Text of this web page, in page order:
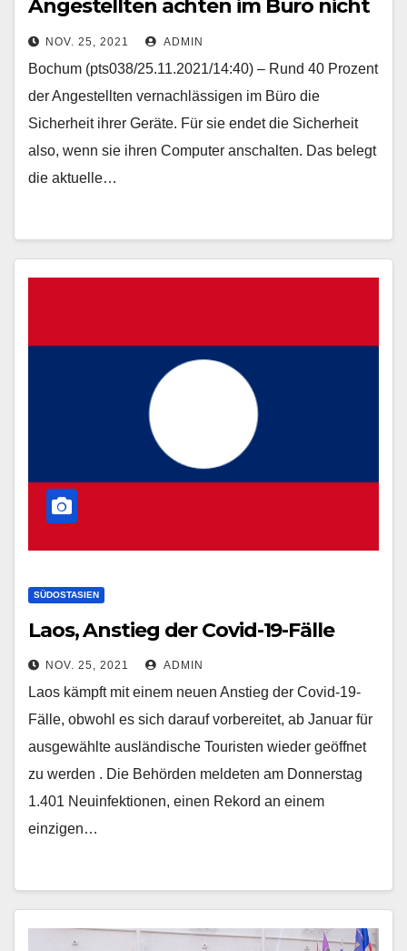
Angestellten achten im Büro nicht
auf IT-Sicherheit Im privaten
Umfeld gehen Menschen
vorsichtiger mit ihren digitalen
Geräten um
NOV. 25, 2021 ADMIN
Bochum (pts038/25.11.2021/14:40) – Rund 40 Prozent
der Angestellten vernachlässigen im Büro die
Sicherheit ihrer Geräte. Für sie endet die Sicherheit
also, wenn sie ihren Computer anschalten. Das belegt
die aktuelle…
SÜDOSTASIEN
Laos, Anstieg der Covid-19-Fälle
NOV. 25, 2021 ADMIN
Laos kämpft mit einem neuen Anstieg der Covid-19-
Fälle, obwohl es sich darauf vorbereitet, ab Januar für
ausgewählte ausländische Touristen wieder geöffnet
zu werden . Die Behörden meldeten am Donnerstag
1.401 Neuinfektionen, einen Rekord an einem
einzigen…